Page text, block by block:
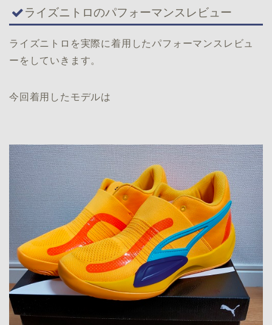
ライズニトロのパフォーマンスレビュー
ライズニトロを実際に着用したパフォーマンスレビュ
ーをしていきます。
今回着用したモデルは